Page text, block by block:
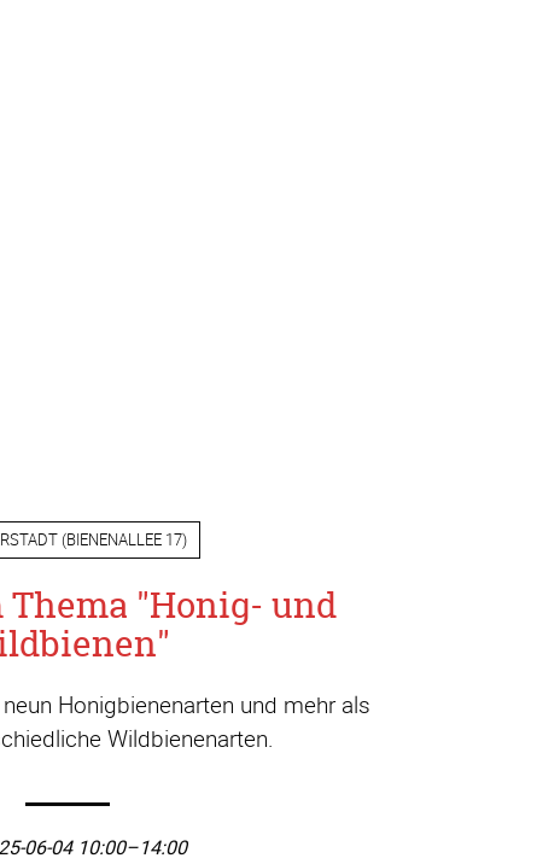
(BIENENALLEE 17)
"Honig- und
Honigbienenarten und mehr als
Wildbienenarten.
06-04 10:00–14:00